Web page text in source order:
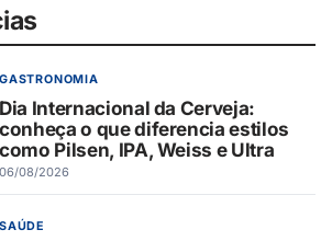
GASTRONOMIA
Dia Internacional da Cerveja:
conheça o que diferencia estilos
como Pilsen, IPA, Weiss e Ultra
06/08/2026
SAÚDE